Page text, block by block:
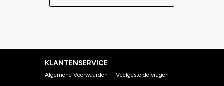
KLANTENSERVICE
Algemene Voorwaarden Veelgestelde vragen